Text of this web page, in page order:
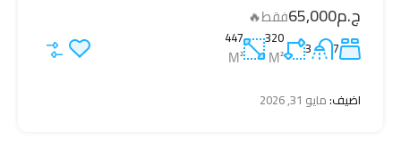
ج.م65,000 فقط🔥
7
3
320
M²
447
M²
اضيف:مايو 31, 2026